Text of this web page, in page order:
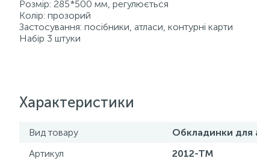
Розмір: 285*500 мм, регулюється
Колір: прозорий
Застосування: посібники, атласи, контурні карти
Набір 3 штуки
Характеристики
Вид товару
Обкладинки для
Артикул
2012-ТМ